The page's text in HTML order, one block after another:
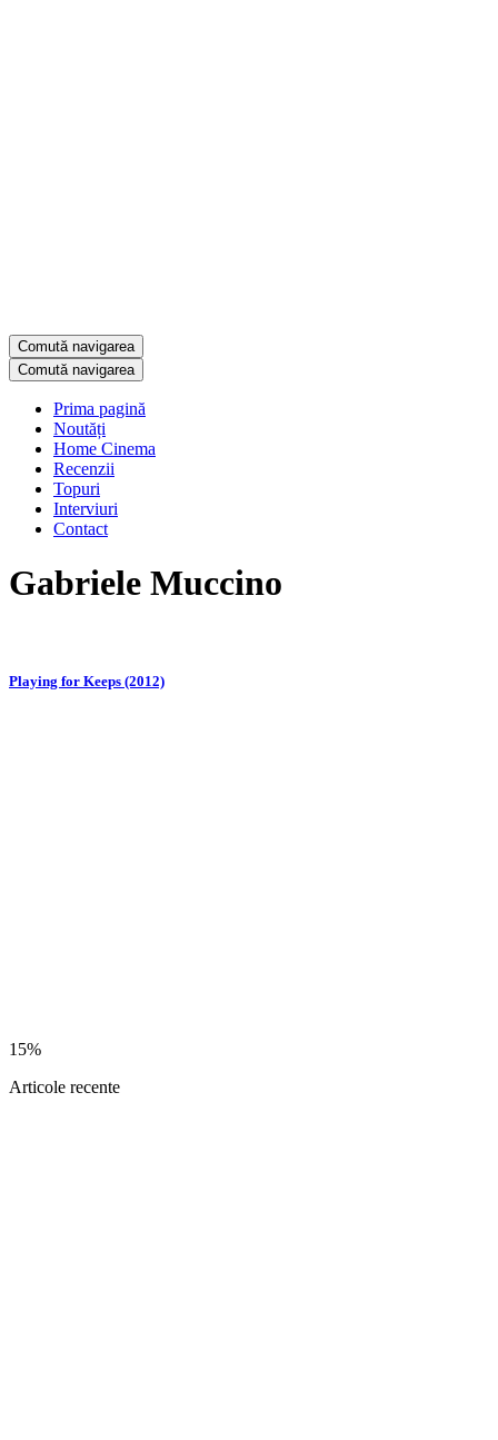
Comută navigarea
Comută navigarea
Prima pagină
Noutăți
Home Cinema
Recenzii
Topuri
Interviuri
Contact
Gabriele Muccino
Playing for Keeps (2012)
15%
Articole recente